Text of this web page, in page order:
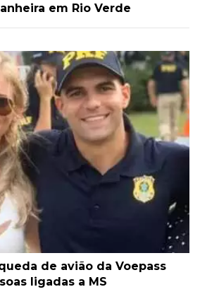
em Rio Verde
de avião da Voepass
ligadas a MS